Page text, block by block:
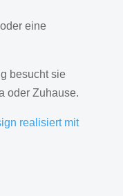
eine
besucht sie
oder Zuhause.
realisiert mit